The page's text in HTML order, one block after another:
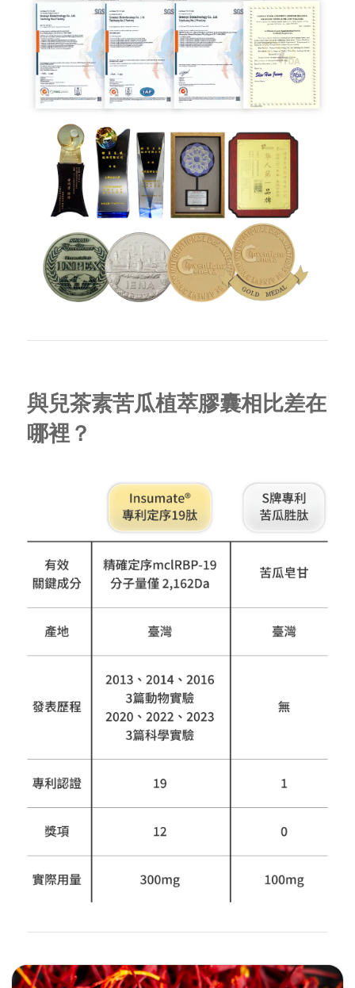
與兒茶素苦瓜植萃膠囊相比差在
哪裡？